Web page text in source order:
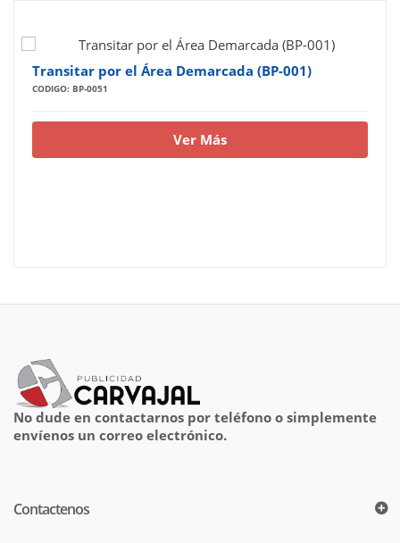
Transitar por el Área Demarcada (BP-001)
CODIGO: BP-0051
Ver Más
No dude en contactarnos por teléfono o simplemente
envíenos un correo electrónico.
Contactenos